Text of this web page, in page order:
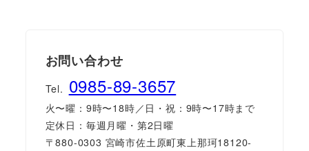
お問い合わせ
Tel. 0985-89-3657
火〜曜：9時〜18時／日・祝：9時〜17時まで
定休日：毎週月曜・第2日曜
〒880-0303 宮崎市佐土原町東上那珂18120-